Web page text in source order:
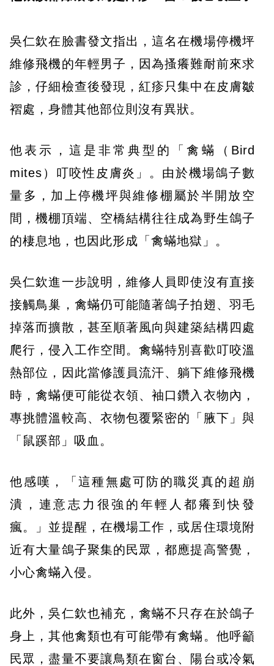
吳仁欽在臉書發文指出，這名在機場停機坪
維修飛機的年輕男子，因為搔癢難耐前來求
診，仔細檢查後發現，紅疹只集中在皮膚皺
褶處，身體其他部位則沒有異狀。
他表示，這是非常典型的「禽蟎（Bird
mites）叮咬性皮膚炎」。由於機場鴿子數
量多，加上停機坪與維修棚屬於半開放空
間，機棚頂端、空橋結構往往成為野生鴿子
的棲息地，也因此形成「禽蟎地獄」。
吳仁欽進一步說明，維修人員即使沒有直接
接觸鳥巢，禽蟎仍可能隨著鴿子拍翅、羽毛
掉落而擴散，甚至順著風向與建築結構四處
爬行，侵入工作空間。禽蟎特別喜歡叮咬溫
熱部位，因此當修護員流汗、躺下維修飛機
時，禽蟎便可能從衣領、袖口鑽入衣物內，
專挑體溫較高、衣物包覆緊密的「腋下」與
「鼠蹊部」吸血。
他感嘆，「這種無處可防的職災真的超崩
潰，連意志力很強的年輕人都癢到快發
瘋。」並提醒，在機場工作，或居住環境附
近有大量鴿子聚集的民眾，都應提高警覺，
小心禽蟎入侵。
此外，吳仁欽也補充，禽蟎不只存在於鴿子
身上，其他禽類也有可能帶有禽蟎。他呼籲
民眾，盡量不要讓鳥類在窗台、陽台或冷氣